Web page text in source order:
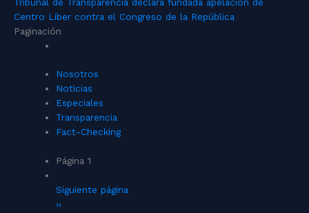
Centro Liber contra el Congreso de la República
Paginación
Nosotros
Noticias
Especiales
Transparencia
Fact-Checking
Página 1
Siguiente página
››